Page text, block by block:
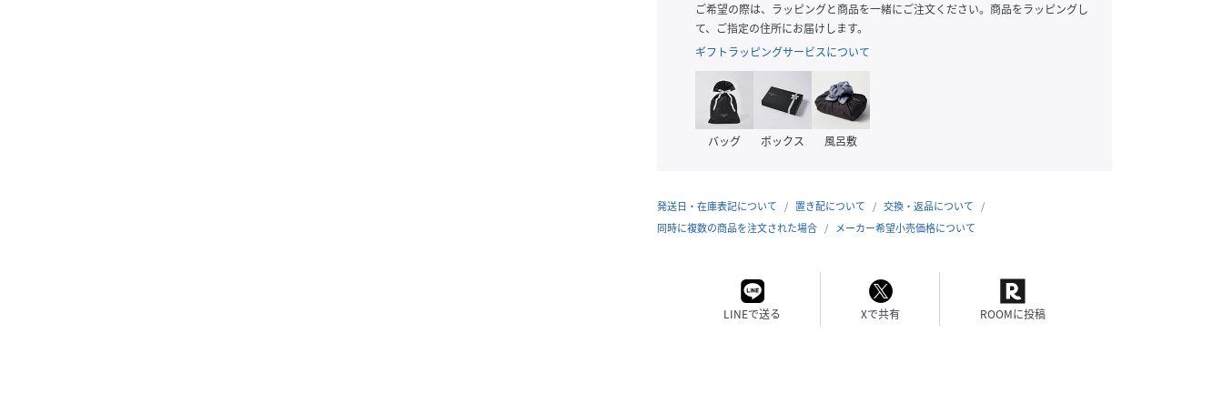
ご希望の際は、ラッピングと商品を一緒にご注文ください。商品をラッピングし
て、ご指定の住所にお届けします。
ギフトラッピングサービスについて
バッグ ボックス 風呂敷
発送日・在庫表記について 置き配について
交換・返品について
同時に複数の商品を注文された場合
メーカー希望小売価格について
LINEで送る Xで共有 ROOMに投稿